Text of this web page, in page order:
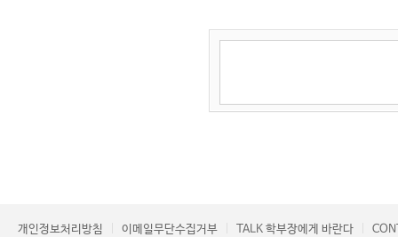
개인정보처리방침 이메일무단수집거부 TALK 학부장에게 바란다